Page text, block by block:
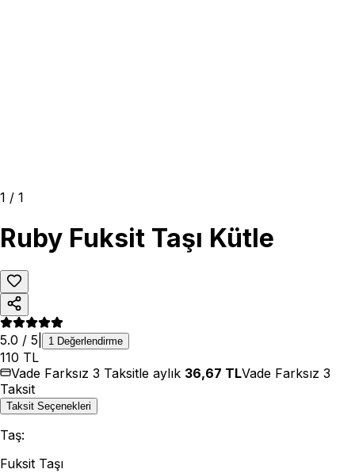
1 / 1
Ruby Fuksit Taşı Kütle
5.0 / 5 1 Değerlendirme
110 TL
Vade Farksız 3 Taksitle aylık 36,67 TLVade Farksız 3
Taksit
Taksit Seçenekleri
Taş:
Fuksit Taşı